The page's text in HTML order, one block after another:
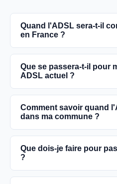
Quand l'ADSL sera-t-il
en France ?
L'extinction complète du
pour 2030. D'ici là, les
optique, plus rapides et
Que se passera-t-il pour
ADSL actuel ?
Vous pouvez continuer à
abonnement ADSL
conseillé de passer à la
possible pour une
Comment savoir quand
dans ma commune ?
Les dates précises de
selon les communes.
commune spécifique.
Que dois-je faire pour
?